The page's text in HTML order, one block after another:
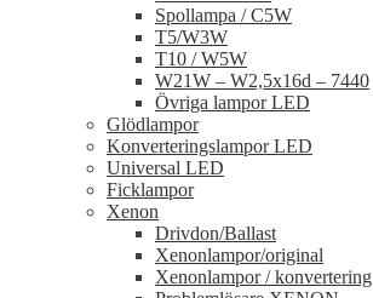
Spollampa / C5W
T5/W3W
T10 / W5W
W21W – W2,5x16d – 7440
Övriga lampor LED
Glödlampor
Konverteringslampor LED
Universal LED
Ficklampor
Xenon
Drivdon/Ballast
Xenonlampor/original
Xenonlampor / konvertering